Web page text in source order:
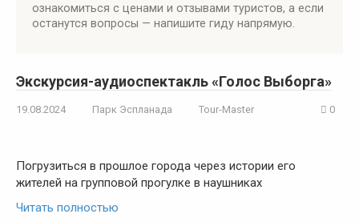
ознакомиться с ценами и отзывами туристов, а если
останутся вопросы — напишите гиду напрямую.
Экскурсия-аудиоспектакль «Голос Выборга»
19.08.2024 Парк Эспланада Tour-Master 0
Погрузиться в прошлое города через истории его
жителей на групповой прогулке в наушниках
Читать полностью